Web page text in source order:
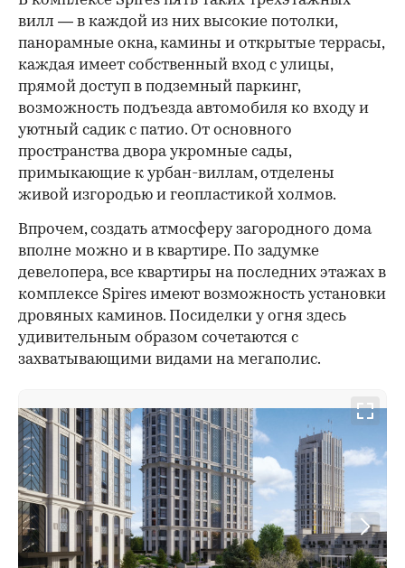
вилл — в каждой из них высокие потолки,
панорамные окна, камины и открытые террасы,
каждая имеет собственный вход с улицы,
прямой доступ в подземный паркинг,
возможность подъезда автомобиля ко входу и
уютный садик с патио. От основного
пространства двора укромные сады,
примыкающие к урбан-виллам, отделены
живой изгородью и геопластикой холмов.
Впрочем, создать атмосферу загородного дома
вполне можно и в квартире. По задумке
девелопера, все квартиры на последних этажах в
комплексе Spires имеют возможность установки
дровяных каминов. Посиделки у огня здесь
удивительным образом сочетаются с
захватывающими видами на мегаполис.